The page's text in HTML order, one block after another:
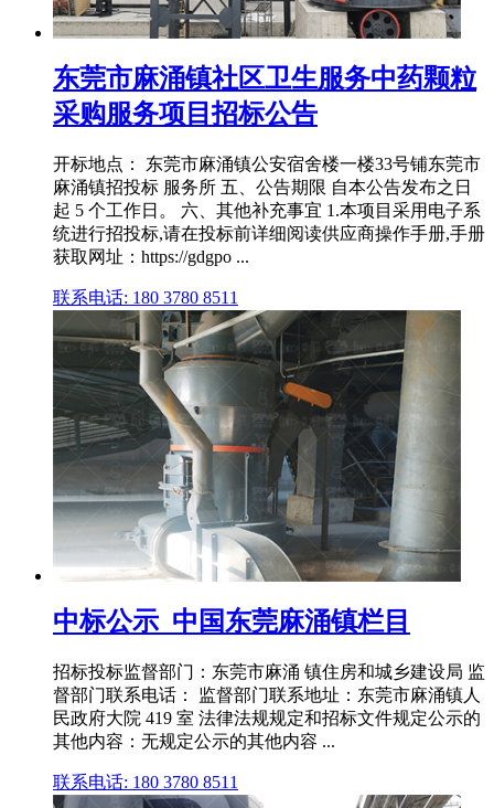
东莞市麻涌镇社区卫生服务中药颗粒
采购服务项目招标公告
开标地点： 东莞市麻涌镇公安宿舍楼一楼33号铺东莞市
麻涌镇招投标 服务所 五、公告期限 自本公告发布之日
起 5 个工作日。 六、其他补充事宜 1.本项目采用电子系
统进行招投标,请在投标前详细阅读供应商操作手册,手册
获取网址：https://gdgpo ...
联系电话: 180 3780 8511
中标公示_中国东莞麻涌镇栏目
招标投标监督部门：东莞市麻涌 镇住房和城乡建设局 监
督部门联系电话： 监督部门联系地址：东莞市麻涌镇人
民政府大院 419 室 法律法规规定和招标文件规定公示的
其他内容：无规定公示的其他内容 ...
联系电话: 180 3780 8511